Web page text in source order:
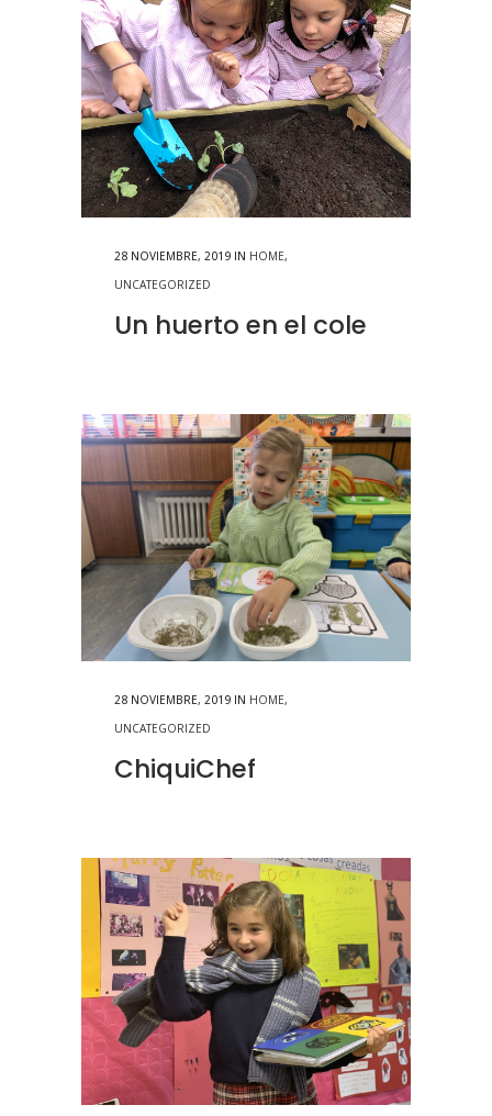
28 NOVIEMBRE, 2019 IN HOME,
UNCATEGORIZED
Un huerto en el cole
28 NOVIEMBRE, 2019 IN HOME,
UNCATEGORIZED
ChiquiChef